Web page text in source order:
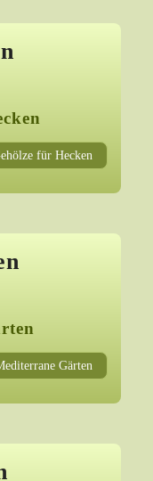
für Hecken
Gärten